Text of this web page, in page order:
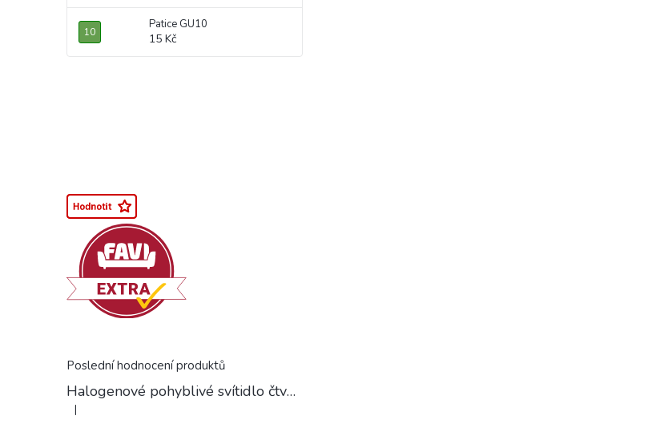
Patice GU10
15 Kč
Poslední hodnocení produktů
Halogenové pohyblivé svítidlo čtvercové chrom
Hodnocení produktu je 5 z 5 hvězdiček.
|